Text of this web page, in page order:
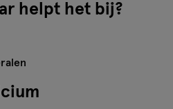
helpt het bij?